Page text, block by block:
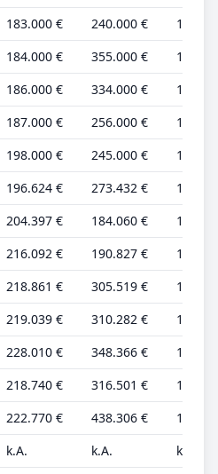
183.000 € 240.000 €
184.000 € 355.000 €
186.000 € 334.000 €
187.000 € 256.000 €
198.000 € 245.000 €
196.624 € 273.432 €
204.397 € 184.060 €
216.092 € 190.827 €
218.861 € 305.519 €
219.039 € 310.282 €
228.010 € 348.366 €
218.740 € 316.501 €
222.770 € 438.306 €
k.A. k.A. k.A.